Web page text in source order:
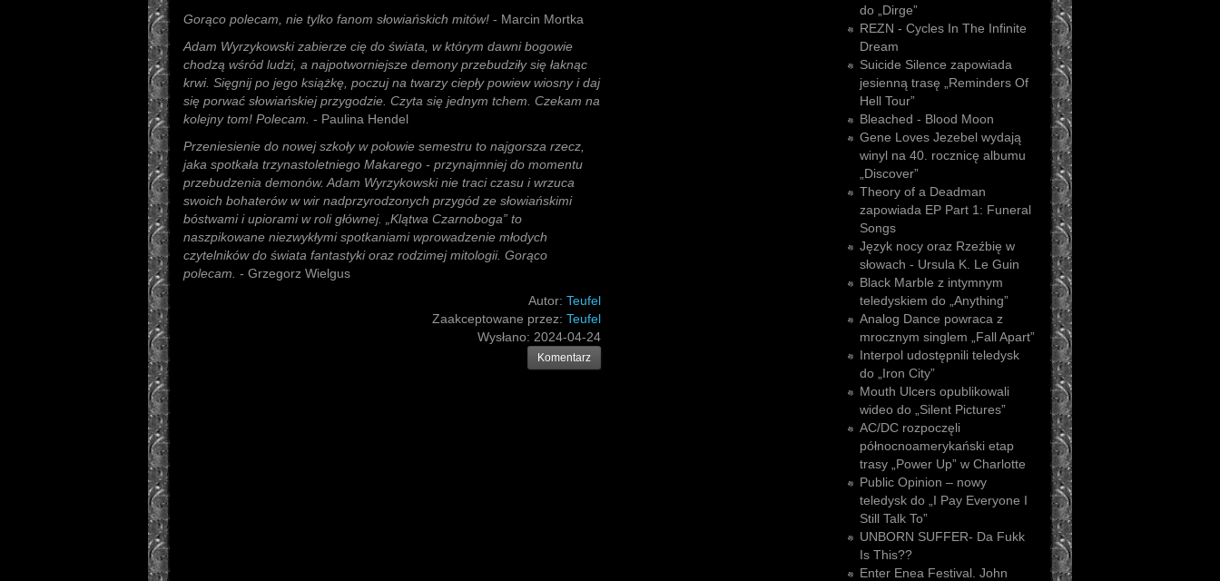
Gorąco polecam, nie tylko fanom słowiańskich mitów! - Marcin Mortka
Adam Wyrzykowski zabierze cię do świata, w którym dawni bogowie
chodzą wśród ludzi, a najpotworniejsze demony przebudziły się łaknąc
krwi. Sięgnij po jego książkę, poczuj na twarzy ciepły powiew wiosny i daj
się porwać słowiańskiej przygodzie. Czyta się jednym tchem. Czekam na
kolejny tom! Polecam. - Paulina Hendel
Przeniesienie do nowej szkoły w połowie semestru to najgorsza rzecz,
jaka spotkała trzynastoletniego Makarego - przynajmniej do momentu
przebudzenia demonów. Adam Wyrzykowski nie traci czasu i wrzuca
swoich bohaterów w wir nadprzyrodzonych przygód ze słowiańskimi
bóstwami i upiorami w roli głównej. „Klątwa Czarnoboga” to
naszpikowane niezwykłymi spotkaniami wprowadzenie młodych
czytelników do świata fantastyki oraz rodzimej mitologii. Gorąco
polecam. - Grzegorz Wielgus
Autor: Teufel
Zaakceptowane przez: Teufel
Wysłano: 2024-04-24
Komentarz
do „Dirge”
REZN - Cycles In The Infinite
Dream
Suicide Silence zapowiada
jesienną trasę „Reminders Of
Hell Tour”
Bleached - Blood Moon
Gene Loves Jezebel wydają
winyl na 40. rocznicę albumu
„Discover”
Theory of a Deadman
zapowiada EP Part 1: Funeral
Songs
Język nocy oraz Rzeźbię w
słowach - Ursula K. Le Guin
Black Marble z intymnym
teledyskiem do „Anything”
Analog Dance powraca z
mrocznym singlem „Fall Apart”
Interpol udostępnili teledysk
do „Iron City”
Mouth Ulcers opublikowali
wideo do „Silent Pictures”
AC/DC rozpoczęli
północnoamerykański etap
trasy „Power Up” w Charlotte
Public Opinion – nowy
teledysk do „I Pay Everyone I
Still Talk To”
UNBORN SUFFER- Da Fukk
Is This??
Enter Enea Festival. John